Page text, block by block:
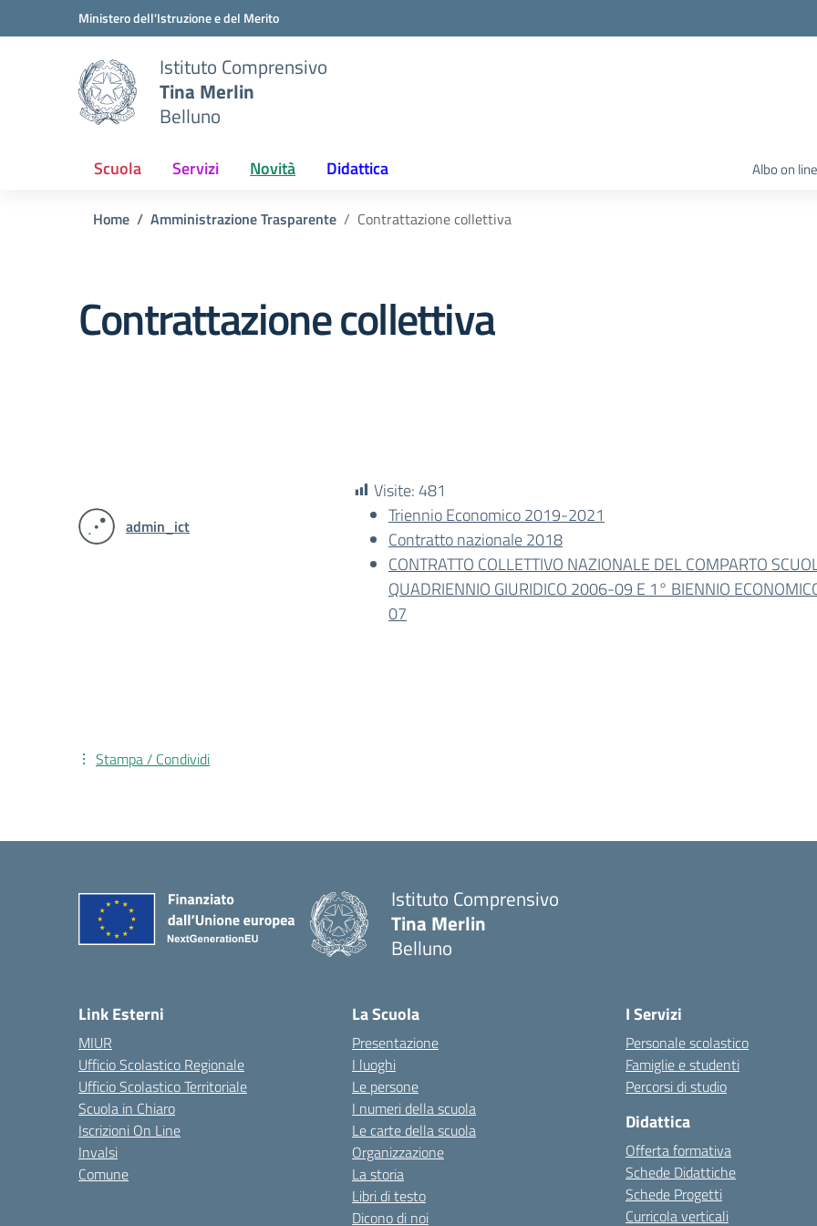
Vai ai contenuti
Vai al menu di navigazioneMinistero dell'Istruzione e del Merito
Istituto Comprensivo
Tina Merlin
Belluno
Scuola Servizi Novità Didattica Albo on line
Home Amministrazione Trasparente Contrattazione collettiva
Contrattazione collettiva
admin_ict
Stampa / Condividi
Visite:481
Triennio Economico 2019-2021
Contratto nazionale 2018
CONTRATTO COLLETTIVO NAZIONALE DEL COMPARTO
QUADRIENNIO GIURIDICO 2006-09 E 1° BIENNIO
07
Istituto Comprensivo
Tina Merlin
Belluno
Link Esterni
MIUR
Ufficio Scolastico Regionale
Ufficio Scolastico Territoriale
Scuola in Chiaro
Iscrizioni On Line
Invalsi
Comune
La Scuola
Presentazione
I luoghi
Le persone
I numeri della scuola
Le carte della scuola
Organizzazione
La storia
Libri di testo
Dicono di noi
I Servizi
Personale scolastico
Famiglie e studenti
Percorsi di studio
Didattica
Offerta formativa
Schede Didattiche
Schede Progetti
Curricola verticali